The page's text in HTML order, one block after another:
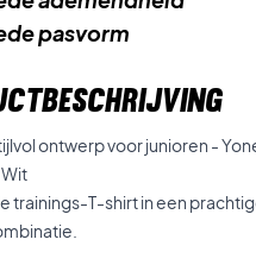
pasvorm
ontwerp voor junioren -
Wit
trainings-T-shirt in een